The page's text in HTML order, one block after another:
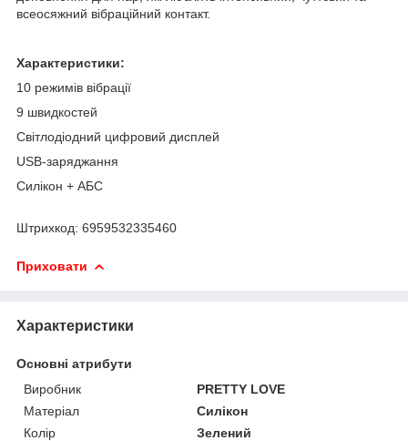
всеосяжний вібраційний контакт.
Характеристики:
10 режимів вібрації
9 швидкостей
Світлодіодний цифровий дисплей
USB-заряджання
Силікон + АБС
Штрихкод: 6959532335460
Приховати
Характеристики
Основні атрибути
Виробник
PRETTY LOVE
Матеріал
Силікон
Колір
Зелений